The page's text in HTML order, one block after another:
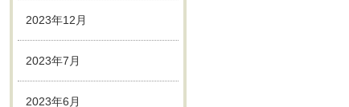
2023年12月
2023年7月
2023年6月